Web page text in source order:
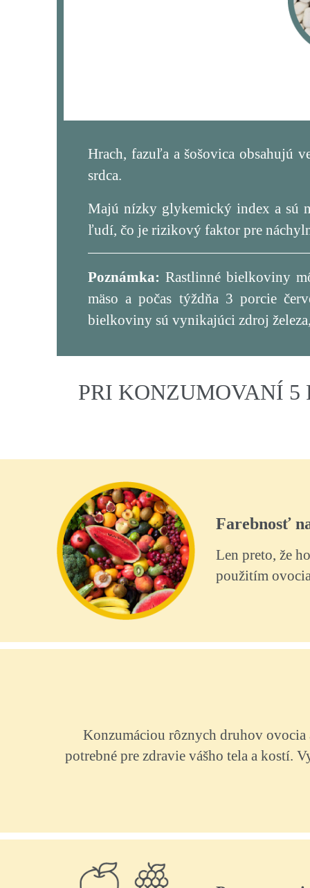
Hrach, fazuľa a šošovica obsahujú
srdca.
Majú nízky glykemický index a sú
ľudí, čo je rizikový faktor pre
Poznámka: Rastlinné bielkoviny
mäso a počas týždňa 3 porcie
bielkoviny sú vynikajúci zdroj
PRI KONZUMOVANÍ 5
Farebnosť
Len preto, že
použitím
Konzumáciou rôznych druhov
potrebné pre zdravie vášho tela a kostí.